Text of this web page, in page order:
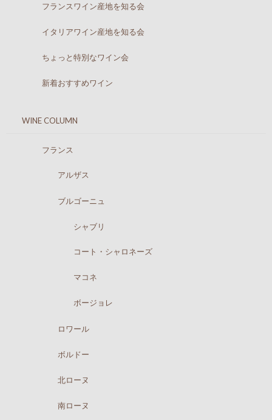
フランスワイン産地を知る会
イタリアワイン産地を知る会
ちょっと特別なワイン会
新着おすすめワイン
WINE COLUMN
フランス
アルザス
ブルゴーニュ
シャブリ
コート・シャロネーズ
マコネ
ボージョレ
ロワール
ボルドー
北ローヌ
南ローヌ